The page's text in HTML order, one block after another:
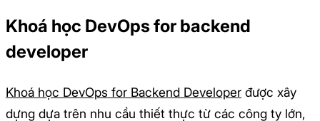
Khoá học DevOps for backend
developer
Khoá học DevOps for Backend Developer được xây
dựng dựa trên nhu cầu thiết thực từ các công ty lớn,